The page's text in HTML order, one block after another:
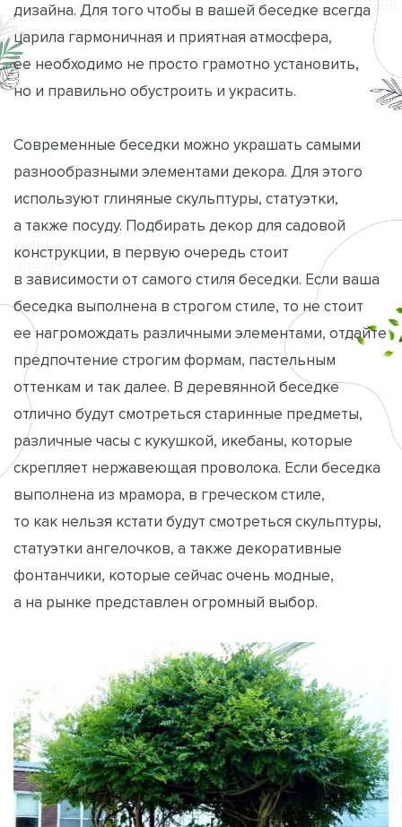
дизайна. Для того чтобы в вашей беседке всегда
царила гармоничная и приятная атмосфера,
ее необходимо не просто грамотно установить,
но и правильно обустроить и украсить.
Современные беседки можно украшать самыми
разнообразными элементами декора. Для этого
используют глиняные скульптуры, статуэтки,
а также посуду. Подбирать декор для садовой
конструкции, в первую очередь стоит
в зависимости от самого стиля беседки. Если ваша
беседка выполнена в строгом стиле, то не стоит
ее нагромождать различными элементами, отдайте
предпочтение строгим формам, пастельным
оттенкам и так далее. В деревянной беседке
отлично будут смотреться старинные предметы,
различные часы с кукушкой, икебаны, которые
скрепляет нержавеющая проволока. Если беседка
выполнена из мрамора, в греческом стиле,
то как нельзя кстати будут смотреться скульптуры,
статуэтки ангелочков, а также декоративные
фонтанчики, которые сейчас очень модные,
а на рынке представлен огромный выбор.